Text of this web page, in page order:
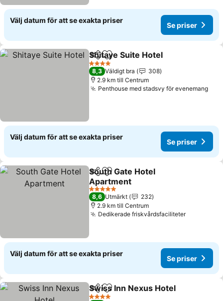
Välj datum för att se exakta priser
Se priser
Dela Lägg till i Mina Favoriter
Shitaye Suite Hotel
4 Stjärnor
8,3 Väldigt bra
308
2.9 km till Centrum
Penthouse med stadsvy för evenemang
Välj datum för att se exakta priser
Se priser
Dela Lägg till i Mina Favoriter
South Gate Hotel
Apartment
5 Stjärnor
8,6 Utmärkt
232
2.9 km till Centrum
Dedikerade friskvårdsfaciliteter
Välj datum för att se exakta priser
Se priser
Dela Lägg till i Mina Favoriter
Swiss Inn Nexus Hotel